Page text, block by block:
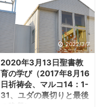
ならない。イエス時代の
ユダヤ教徒の三つの義務
は、「施しと祈りと断
食」であった。彼らはそ
れらの義務を果たしては
いたが、表面だけの心な
いものであった。イエス
は彼らの心を見抜いて厳
しく戒め、真の施しと祈
2022/3/7
2020年3月13日聖書教
育の学び（2017年8月16
日祈祷会、マルコ14：1-
31、ユダの裏切りと最後